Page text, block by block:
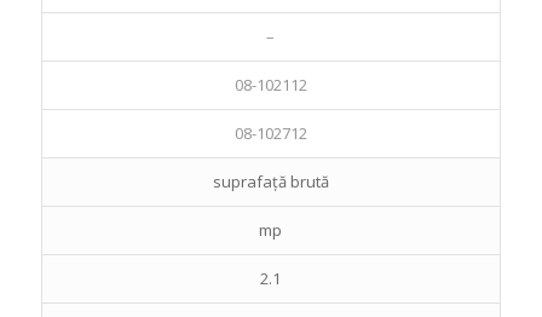
–
08-102112
08-102712
suprafață brută
mp
2.1